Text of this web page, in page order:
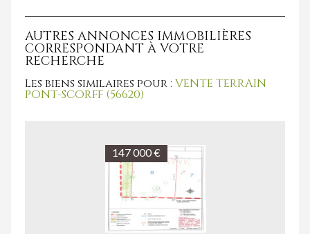
AUTRES ANNONCES IMMOBILIÈRES
CORRESPONDANT À VOTRE
RECHERCHE
Les biens similaires pour : VENTE TERRAIN
PONT-SCORFF (56620)
147 000 €